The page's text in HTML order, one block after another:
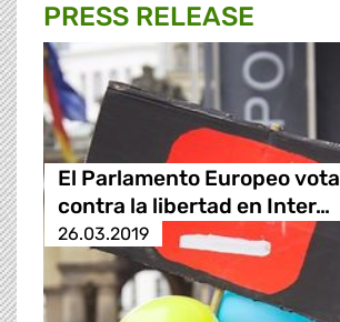
PRESS RELEASE
El Parlamento Europeo vota
contra la libertad en Inter…
26.03.2019